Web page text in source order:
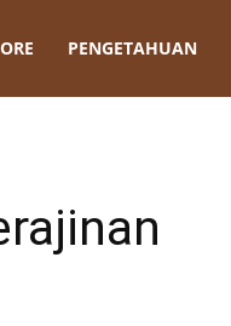
PENGETAHUAN